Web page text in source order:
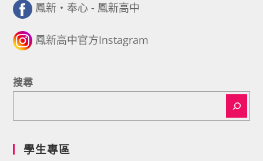
鳳新・奉心 - 鳳新高中
鳳新高中官方Instagram
搜尋
學生專區